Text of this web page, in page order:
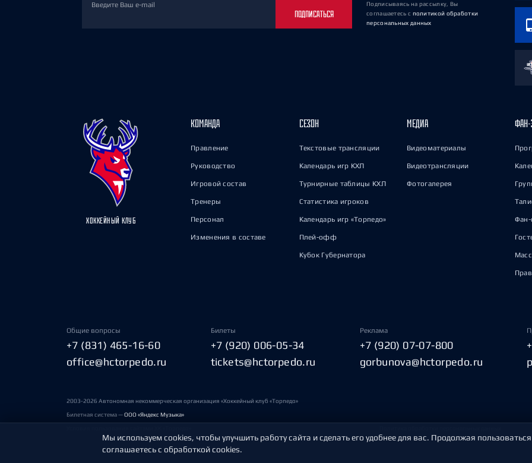
Введите Ваш e-mail
ПОДПИСАТЬСЯ
Подписываясь на рассылку, Вы
соглашаетесь с политикой обработки
персональных данных
ХОККЕЙНЫЙ КЛУБ
КОМАНДА
Правление
Руководство
Игровой состав
Тренеры
Персонал
Изменения в составе
СЕЗОН
Текстовые трансляции
Календарь игр КХЛ
Турнирные таблицы КХЛ
Статистика игроков
Календарь игр «Торпедо»
Плей-офф
Кубок Губернатора
МЕДИА
Видеоматериалы
Видеотрансляции
Фотогалерея
ФАН-
Фан-
Общие вопросы
+7 (831) 465-16-60
office@hctorpedo.ru
Билеты
+7 (920) 006-05-34
tickets@hctorpedo.ru
Реклама
+7 (920) 07-07-800
gorbunova@hctorpedo.ru
2003-2026 Автономная некоммерческая организация «Хоккейный клуб «Торпедо»
Билетная система —ООО «Яндекс Музыка»
Мы используем cookies, чтобы улучшить работу сайта и сделать его удобнее для вас. Продолжая
соглашаетесь с обработкой cookies.